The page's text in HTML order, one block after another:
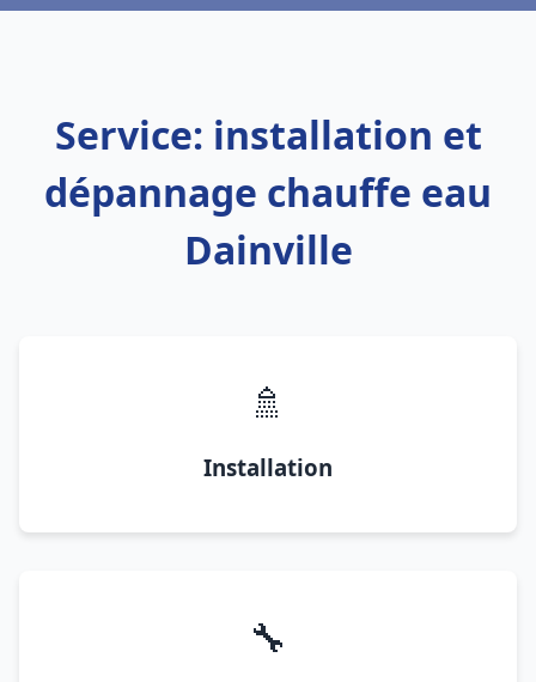
Service: installation et
dépannage chauffe eau
Dainville
🚿
Installation
🔧